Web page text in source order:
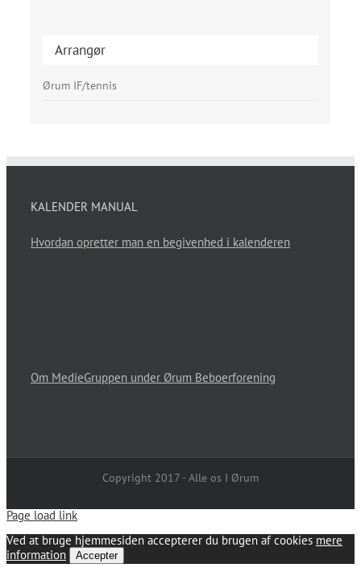
Arrangør
Ørum IF/tennis
KALENDER MANUAL
Hvordan opretter man en begivenhed i kalenderen
Om MedieGruppen under Ørum Beboerforening
Copyright 2017 - Alle os I Ørum
Page load link
Ved at bruge hjemmesiden accepterer du brugen af cookies mere
information
Accepter